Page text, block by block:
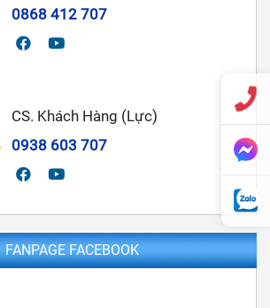
0868 412 707
CS. Khách Hàng (Lực)
0938 603 707
FANPAGE FACEBOOK